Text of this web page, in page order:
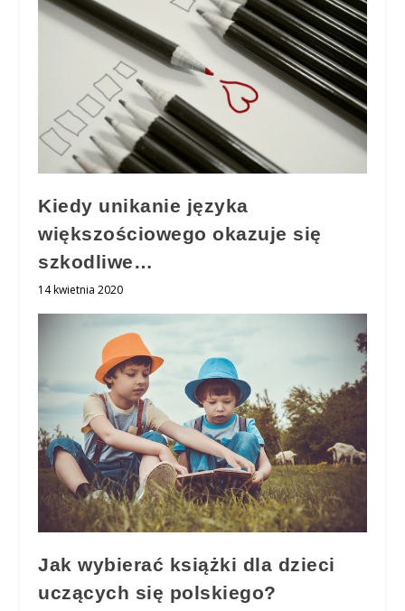
Kiedy unikanie języka
większościowego okazuje się
szkodliwe…
14 kwietnia 2020
Jak wybierać książki dla dzieci
uczących się polskiego?